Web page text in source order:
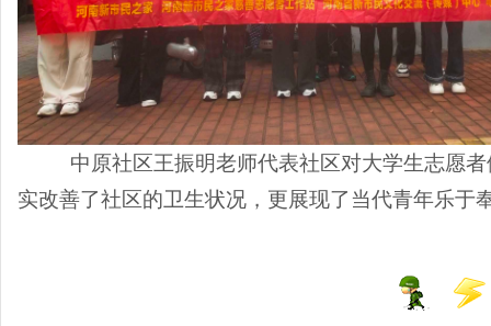
中原社区王振明老师代表社区对大学生志愿
实改善了社区的卫生状况，更展现了当代青年乐于